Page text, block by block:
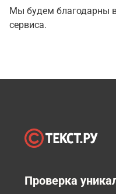
Мы будем благодарны
сервиса.
Проверка